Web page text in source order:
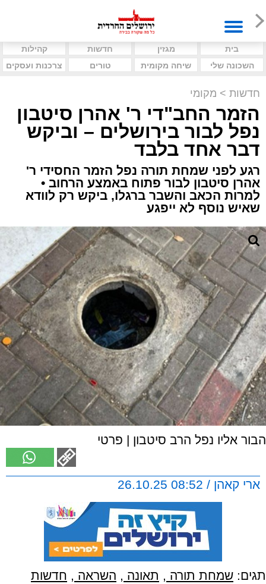
בית מגזין חדשות
קהילות
השכונה שלי
שיחה מקומית טורים צרכנות ועסקים
חדשות > מקומי
הזמר החב"די ר' אהרן סיטבון
נפל לבור בירושלים – וביקש
דבר אחד בלבד
רגע לפני שמחת תורה נפל הזמר החסידי ר'
אהרן סיטבון לבור פתוח באמצע הרחוב •
למרות הכאב והשבר ברגלו, ביקש רק לוודא
שאיש נוסף לא ייפגע
הבור אליו נפל הרב סיטבון | פרטי
ארי קאהן / 08:52 26.10.25
תגים: שמחת תורה , תאונה , השראה , חדשות